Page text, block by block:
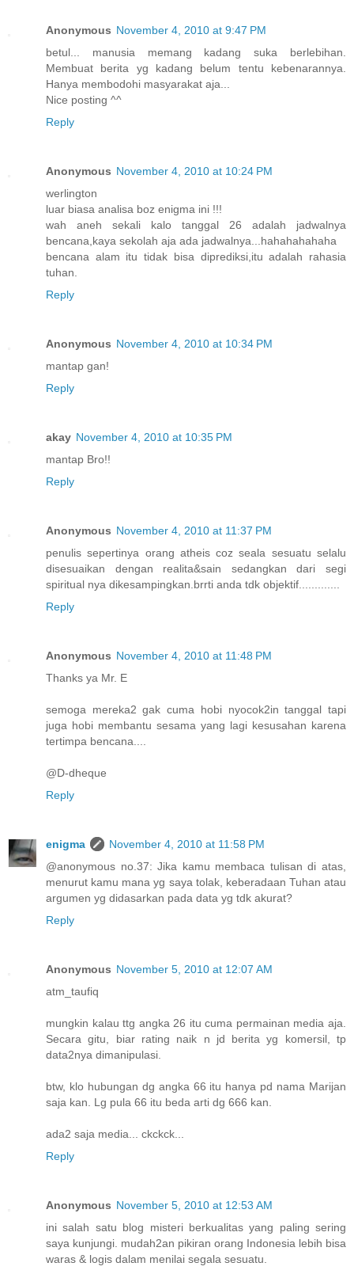
Anonymous November 4, 2010 at 9:47 PM
betul... manusia memang kadang suka berlebihan.
Membuat berita yg kadang belum tentu kebenarannya.
Hanya membodohi masyarakat aja...
Nice posting ^^
Reply
Anonymous November 4, 2010 at 10:24 PM
werlington
luar biasa analisa boz enigma ini !!!
wah aneh sekali kalo tanggal 26 adalah jadwalnya
bencana,kaya sekolah aja ada jadwalnya...hahahahahaha
bencana alam itu tidak bisa diprediksi,itu adalah rahasia
tuhan.
Reply
Anonymous November 4, 2010 at 10:34 PM
mantap gan!
Reply
akay November 4, 2010 at 10:35 PM
mantap Bro!!
Reply
Anonymous November 4, 2010 at 11:37 PM
penulis sepertinya orang atheis coz seala sesuatu selalu
disesuaikan dengan realita&sain sedangkan dari segi
spiritual nya dikesampingkan.brrti anda tdk objektif.............
Reply
Anonymous November 4, 2010 at 11:48 PM
Thanks ya Mr. E
semoga mereka2 gak cuma hobi nyocok2in tanggal tapi
juga hobi membantu sesama yang lagi kesusahan karena
tertimpa bencana....
@D-dheque
Reply
enigma
November 4, 2010 at 11:58 PM
@anonymous no.37: Jika kamu membaca tulisan di atas,
menurut kamu mana yg saya tolak, keberadaan Tuhan atau
argumen yg didasarkan pada data yg tdk akurat?
Reply
Anonymous November 5, 2010 at 12:07 AM
atm_taufiq
mungkin kalau ttg angka 26 itu cuma permainan media aja.
Secara gitu, biar rating naik n jd berita yg komersil, tp
data2nya dimanipulasi.
btw, klo hubungan dg angka 66 itu hanya pd nama Marijan
saja kan. Lg pula 66 itu beda arti dg 666 kan.
ada2 saja media... ckckck...
Reply
Anonymous November 5, 2010 at 12:53 AM
ini salah satu blog misteri berkualitas yang paling sering
saya kunjungi. mudah2an pikiran orang Indonesia lebih bisa
waras & logis dalam menilai segala sesuatu.